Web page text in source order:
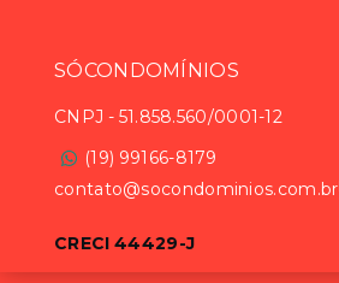
SÓCONDOMÍNIOS
CNPJ - 51.858.560/0001-12
(19) 99166-8179
contato@socondominios.com.br
CRECI 44429-J